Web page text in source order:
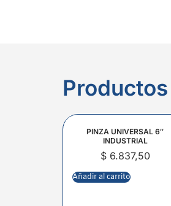
PINZA UNIVERSAL 6″
INDUSTRIAL
$6.837,50
Añadir al carrito